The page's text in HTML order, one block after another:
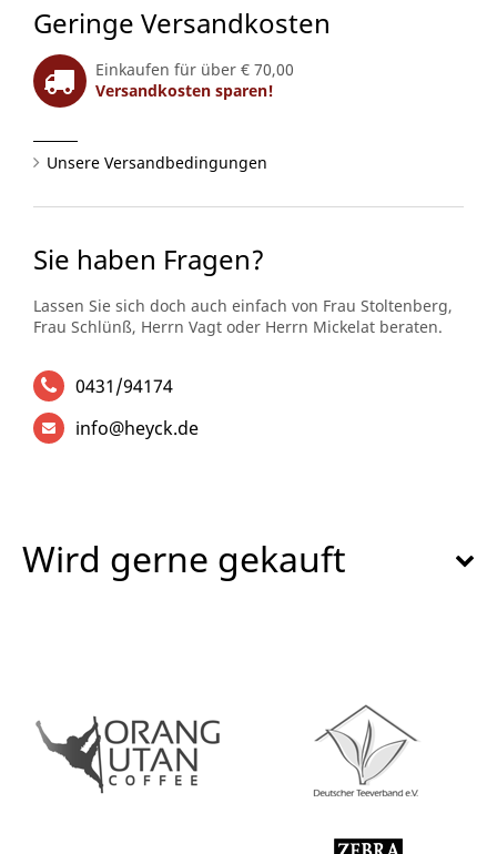
Geringe Versandkosten
Einkaufen für über € 70,00
Versandkosten sparen!
Unsere Versandbedingungen
Sie haben Fragen?
Lassen Sie sich doch auch einfach von Frau Stoltenberg,
Frau Schlünß, Herrn Vagt oder Herrn Mickelat beraten.
0431/94174
info@heyck.de
Wird gerne gekauft